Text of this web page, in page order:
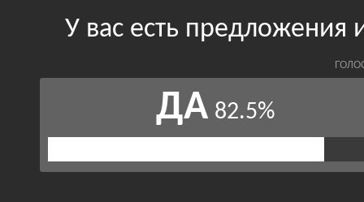
У вас есть предложения
ДА 82.5%